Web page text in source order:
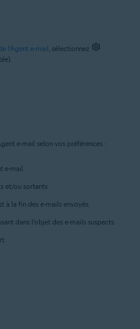
l’Agent e-mail, sélectionnez
e-mail selon vos préférences :
e-mail.
et/ou sortants.
à la fin des e-mails envoyés.
dans l’objet des e-mails suspects.